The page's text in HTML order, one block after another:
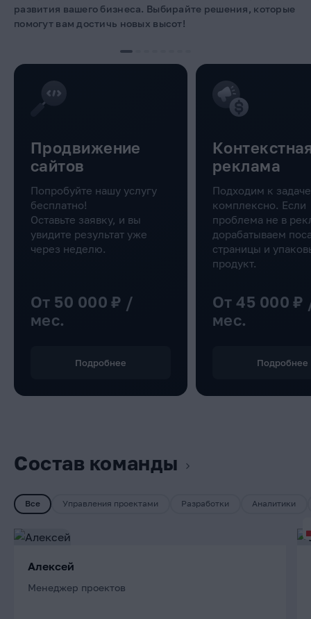
риски.
развития вашего бизнеса. Выбирайте решения, которые
помогут вам достичь новых высот!
Продвижение
сайтов
Попробуйте нашу услугу
бесплатно!
Оставьте заявку, и вы
увидите результат уже
через неделю.
От 50 000 ₽ /
мес.
Подробнее
реклама
Подходим к задаче
комплексно. Если
проблема не в
дорабатываем
страницы и
продукт.
От 45 000 ₽ /
мес.
Подробнее
Состав команды
Все Управления проектами Разработки Аналитики
Алексей
Менеджер проектов